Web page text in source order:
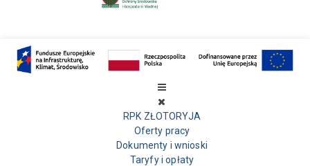
RPK ZŁOTORYJA
Oferty pracy
Dokumenty i wnioski
Taryfy i opłaty